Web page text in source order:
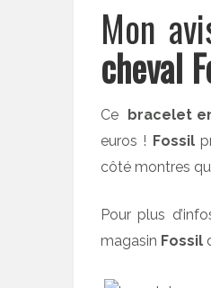
Mon
cheval
Ce bracelet
euros ! Fossil
côté montres
Pour plus
magasin Fossil